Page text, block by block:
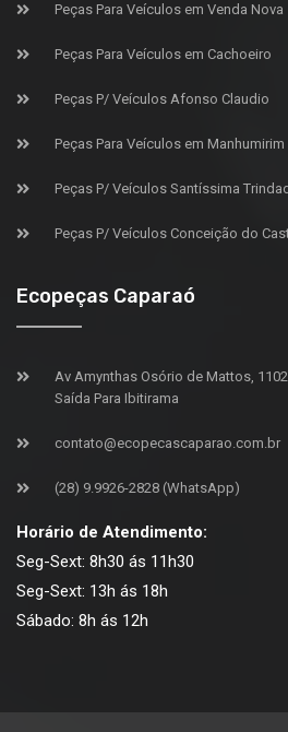
Peças Para Veículos em Venda Nova
Peças Para Veículos em Cachoeiro
Peças P/ Veículos Afonso Claudio
Peças Para Veículos em Manhumirim
Peças P/ Veículos Santíssima
Peças P/ Veículos Conceição do
Ecopeças Caparaó
Av Amynthas Osório de Mattos, 1102
Saída Para Ibitirama
contato@ecopecascaparao.com.br
(28) 9.9926-2828 (WhatsApp)
Horário de Atendimento:
Seg-Sext: 8h30 ás 11h30
Seg-Sext: 13h ás 18h
Sábado: 8h ás 12h